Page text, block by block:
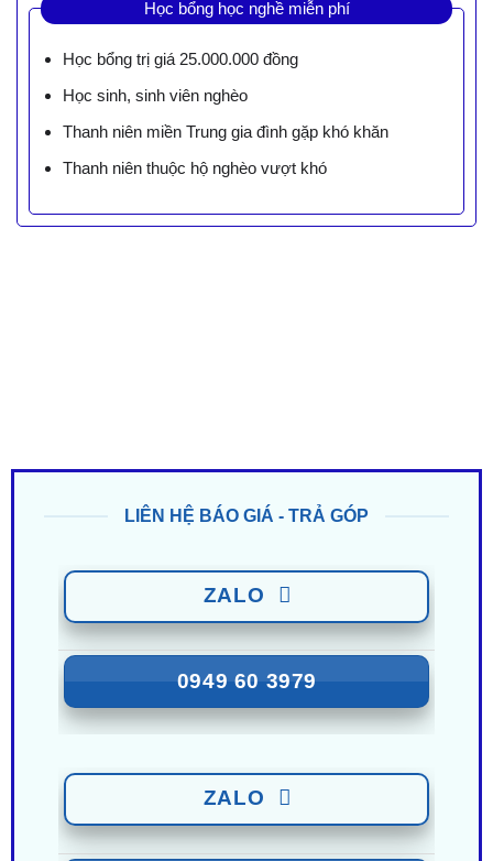
Học bổng học nghề miễn phí
Học bổng trị giá 25.000.000 đồng
Học sinh, sinh viên nghèo
Thanh niên miền Trung gia đình gặp khó khăn
Thanh niên thuộc hộ nghèo vượt khó
LIÊN HỆ BÁO GIÁ - TRẢ GÓP
ZALO
0949 60 3979
ZALO